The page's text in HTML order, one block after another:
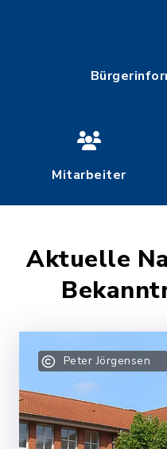
Mitarbeiter
Aktuelle
Peter Jörgensen